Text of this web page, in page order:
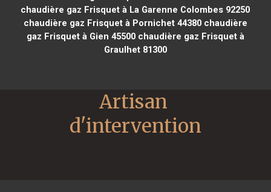
chaudière gaz Frisquet à La Garenne Colombes 92250
chaudière gaz Frisquet à Pornichet 44380chaudière
gaz Frisquet à Gien 45500chaudière gaz Frisquet à
Graulhet 81300
Artisan
d'intervention